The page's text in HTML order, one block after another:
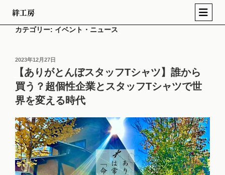
絆工房
カテゴリー: イベント・ニュース
2023年12月27日
【ありがとんぼスタッフTシャツ】誰から
買う？超個性企業とスタッフTシャツで世
界を変える時代